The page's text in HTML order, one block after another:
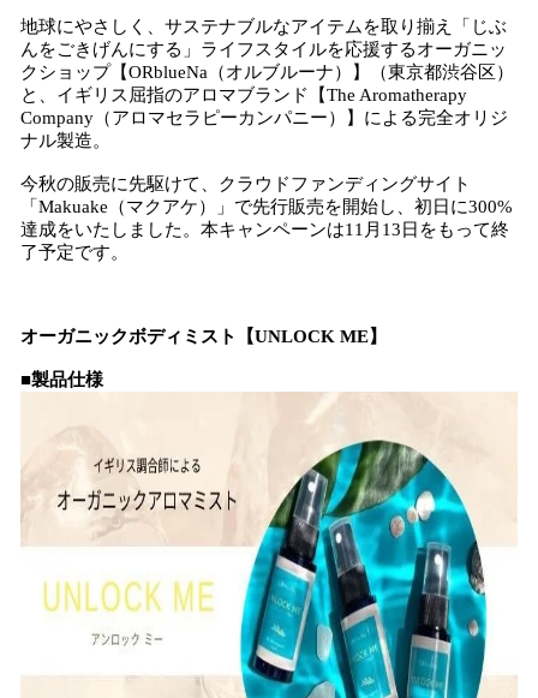
地球にやさしく、サステナブルなアイテムを取り揃え「じぶ
んをごきげんにする」ライフスタイルを応援するオーガニッ
クショップ【ORblueNa（オルブルーナ）】（東京都渋谷区）
と、イギリス屈指のアロマブランド【The Aromatherapy
Company（アロマセラピーカンパニー）】による完全オリジ
ナル製造。
今秋の販売に先駆けて、クラウドファンディングサイト
「Makuake（マクアケ）」で先行販売を開始し、初日に300%
達成をいたしました。本キャンペーンは11月13日をもって終
了予定です。
オーガニックボディミスト【UNLOCK ME】
■製品仕様